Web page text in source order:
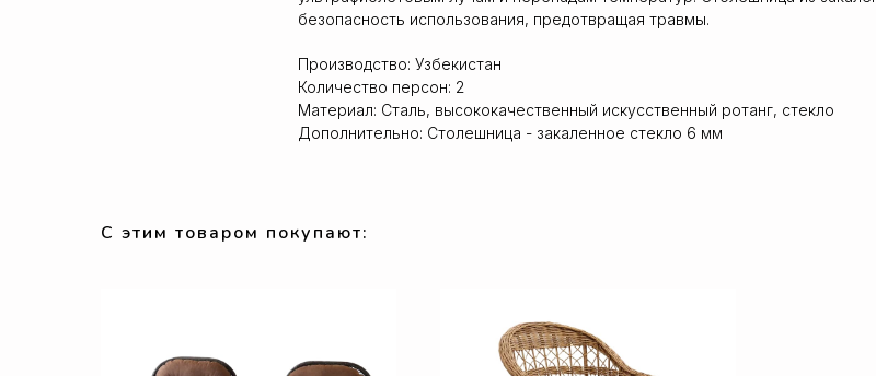
безопасность использования, предотвращая травмы.
Производство: Узбекистан
Количество персон: 2
Материал: Сталь, высококачественный искусственный ротанг, стекло
Дополнительно: Столешница - закаленное стекло 6 мм
С этим товаром покупают: